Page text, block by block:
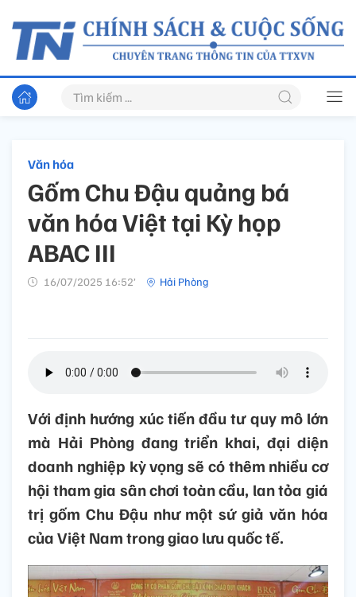
Văn hóa
Gốm Chu Đậu quảng bá
văn hóa Việt tại Kỳ họp
ABAC III
16/07/2025 16:52’ Hải Phòng
Với định hướng xúc tiến đầu tư quy mô lớn
mà Hải Phòng đang triển khai, đại diện
doanh nghiệp kỳ vọng sẽ có thêm nhiều cơ
hội tham gia sân chơi toàn cầu, lan tỏa giá
trị gốm Chu Đậu như một sứ giả văn hóa
của Việt Nam trong giao lưu quốc tế.